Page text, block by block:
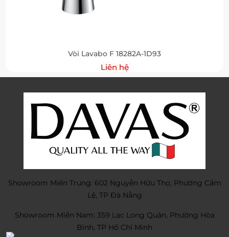
Vòi Lavabo F 18282A-1D93
Liên hệ
Showroom Miền Trung: 602 Nguyễn Hữu Thọ, Phường Cẩm
Lệ, TP Đà Nẵng
Showroom Miền Nam: 359 Lạc Long Quân, Phường Hòa
Bình, TP Hồ Chí Minh